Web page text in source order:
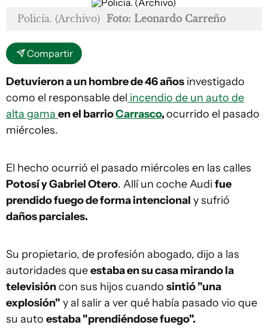
Policía. (Archivo) Foto: Leonardo Carreño
Compartir
Detuvieron a un hombre de 46 años investigado
como el responsable del incendio de un auto de
alta gama en el barrioCarrasco,ocurrido el pasado
miércoles.
El hecho ocurrió el pasado miércoles en las calles
Potosí y Gabriel Otero. Allí un coche Audi fue
prendido fuego de forma intencional y sufrió
daños parciales.
Su propietario, de profesión abogado, dijo a las
autoridades queestaba en su casa mirando la
televisióncon sus hijos cuando sintió "una
explosión" y al salir a ver qué había pasado vio que
su auto estaba "prendiéndose fuego".